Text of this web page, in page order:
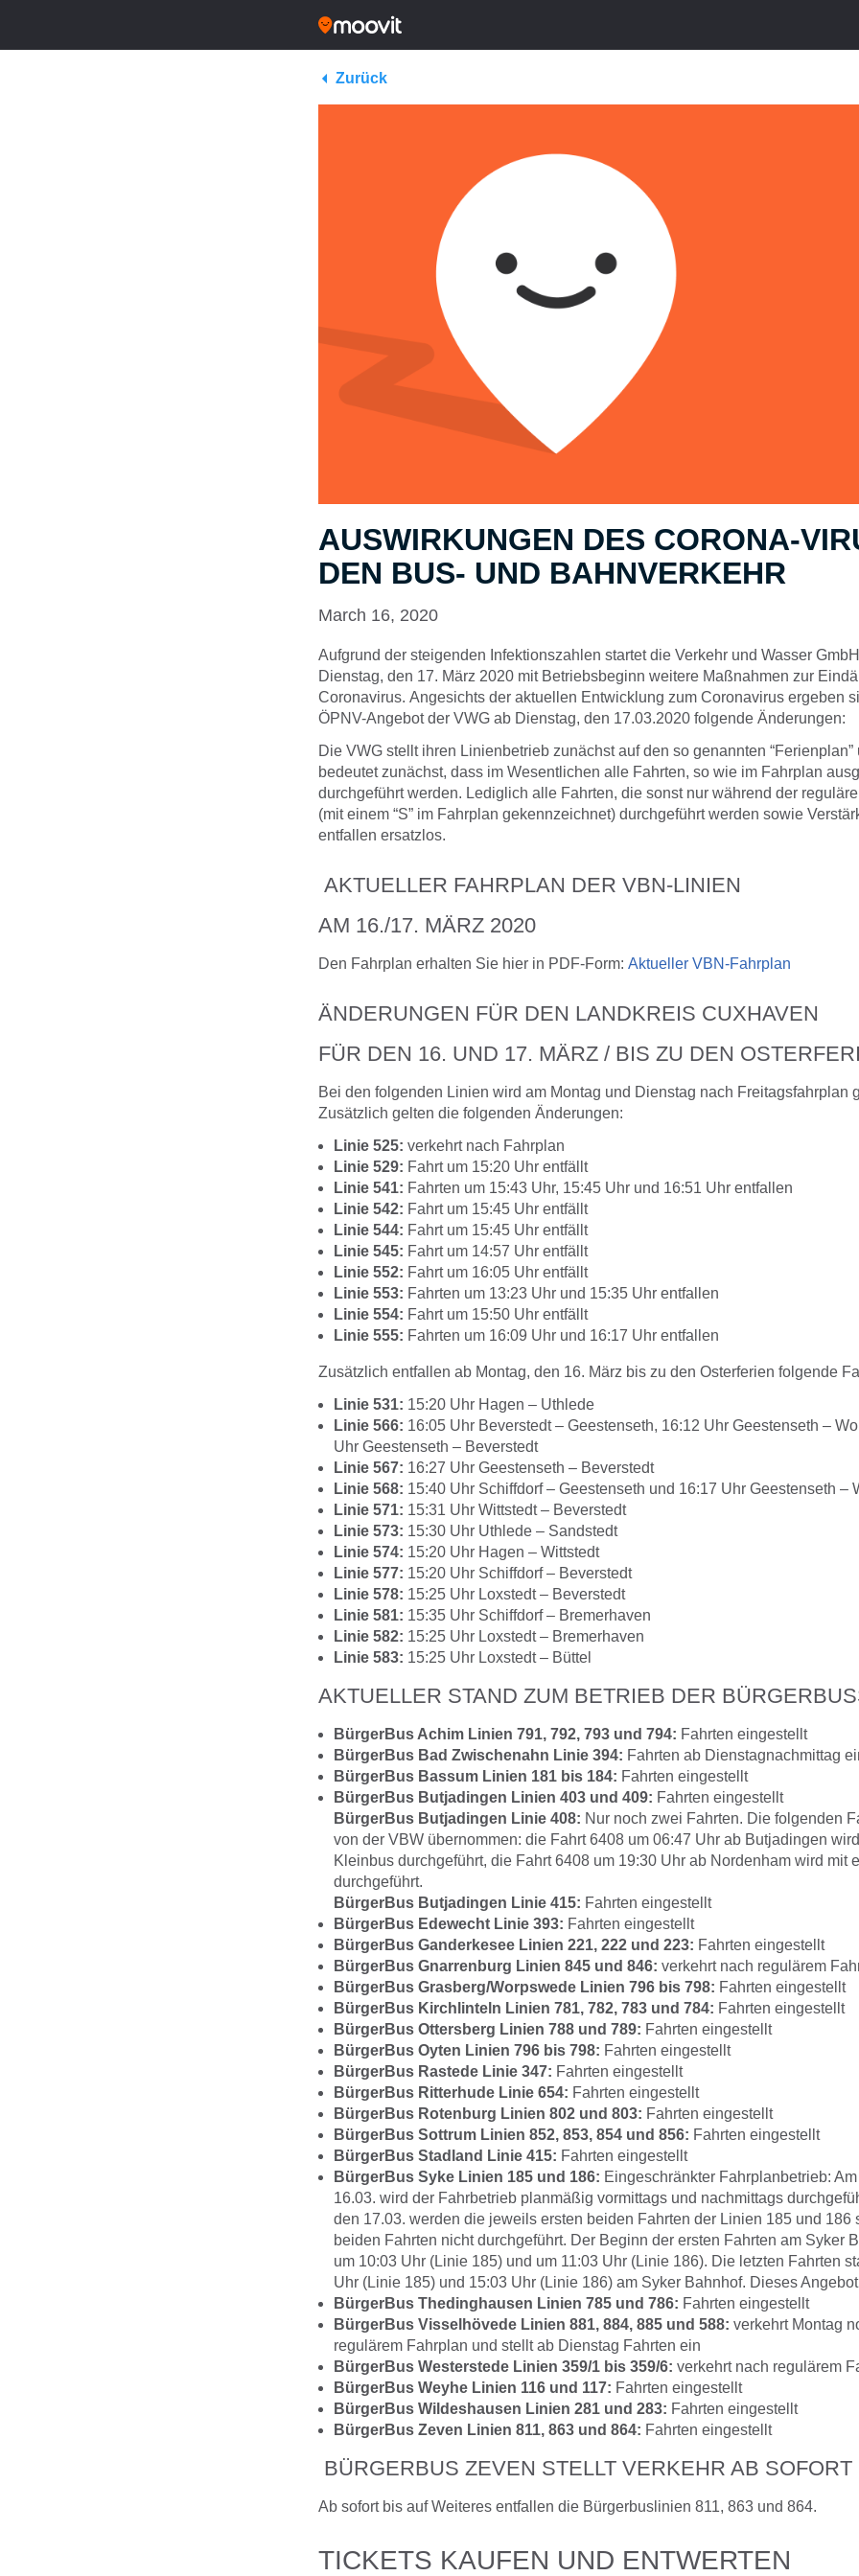
Zurück
AUSWIRKUNGEN DES CORONA-
DEN BUS- UND BAHNVERKEHR
March 16, 2020
Aufgrund der steigenden Infektionszahlen startet die Verkehr und Wasser
Dienstag, den 17. März 2020 mit Betriebsbeginn weitere Maßnahmen zur
Coronavirus. Angesichts der aktuellen Entwicklung zum Coronavirus ergeben
ÖPNV-Angebot der VWG ab Dienstag, den 17.03.2020 folgende Änderungen:
Die VWG stellt ihren Linienbetrieb zunächst auf den so genannten “Ferienplan”
bedeutet zunächst, dass im Wesentlichen alle Fahrten, so wie im Fahrplan
durchgeführt werden. Lediglich alle Fahrten, die sonst nur während der
(mit einem “S” im Fahrplan gekennzeichnet) durchgeführt werden sowie
entfallen ersatzlos.
AKTUELLER FAHRPLAN DER VBN-LINIEN
AM 16./17. MÄRZ 2020
Den Fahrplan erhalten Sie hier in PDF-Form: Aktueller VBN-Fahrplan
ÄNDERUNGEN FÜR DEN LANDKREIS CUXHAVEN
FÜR DEN 16. UND 17. MÄRZ / BIS ZU DEN
Bei den folgenden Linien wird am Montag und Dienstag nach Freitagsfahrplan
Zusätzlich gelten die folgenden Änderungen:
Linie 525: verkehrt nach Fahrplan
Linie 529: Fahrt um 15:20 Uhr entfällt
Linie 541: Fahrten um 15:43 Uhr, 15:45 Uhr und 16:51 Uhr entfallen
Linie 542: Fahrt um 15:45 Uhr entfällt
Linie 544: Fahrt um 15:45 Uhr entfällt
Linie 545: Fahrt um 14:57 Uhr entfällt
Linie 552: Fahrt um 16:05 Uhr entfällt
Linie 553: Fahrten um 13:23 Uhr und 15:35 Uhr entfallen
Linie 554: Fahrt um 15:50 Uhr entfällt
Linie 555: Fahrten um 16:09 Uhr und 16:17 Uhr entfallen
Zusätzlich entfallen ab Montag, den 16. März bis zu den Osterferien folgende
Linie 531: 15:20 Uhr Hagen – Uthlede
Linie 566: 16:05 Uhr Beverstedt – Geestenseth, 16:12 Uhr Geestenseth –
Uhr Geestenseth – Beverstedt
Linie 567: 16:27 Uhr Geestenseth – Beverstedt
Linie 568: 15:40 Uhr Schiffdorf – Geestenseth und 16:17 Uhr Geestenseth –
Linie 571: 15:31 Uhr Wittstedt – Beverstedt
Linie 573: 15:30 Uhr Uthlede – Sandstedt
Linie 574: 15:20 Uhr Hagen – Wittstedt
Linie 577: 15:20 Uhr Schiffdorf – Beverstedt
Linie 578: 15:25 Uhr Loxstedt – Beverstedt
Linie 581: 15:35 Uhr Schiffdorf – Bremerhaven
Linie 582: 15:25 Uhr Loxstedt – Bremerhaven
Linie 583: 15:25 Uhr Loxstedt – Büttel
AKTUELLER STAND ZUM BETRIEB DER
BürgerBus Achim Linien 791, 792, 793 und 794: Fahrten eingestellt
BürgerBus Bad Zwischenahn Linie 394: Fahrten ab Dienstagnachmittag
BürgerBus Bassum Linien 181 bis 184: Fahrten eingestellt
BürgerBus Butjadingen Linien 403 und 409: Fahrten eingestellt
BürgerBus Butjadingen Linie 408: Nur noch zwei Fahrten. Die folgenden
von der VBW übernommen: die Fahrt 6408 um 06:47 Uhr ab Butjadingen
Kleinbus durchgeführt, die Fahrt 6408 um 19:30 Uhr ab Nordenham wird mit
durchgeführt.
BürgerBus Butjadingen Linie 415: Fahrten eingestellt
BürgerBus Edewecht Linie 393: Fahrten eingestellt
BürgerBus Ganderkesee Linien 221, 222 und 223: Fahrten eingestellt
BürgerBus Gnarrenburg Linien 845 und 846: verkehrt nach regulärem
BürgerBus Grasberg/Worpswede Linien 796 bis 798: Fahrten eingestellt
BürgerBus Kirchlinteln Linien 781, 782, 783 und 784: Fahrten eingestellt
BürgerBus Ottersberg Linien 788 und 789: Fahrten eingestellt
BürgerBus Oyten Linien 796 bis 798: Fahrten eingestellt
BürgerBus Rastede Linie 347: Fahrten eingestellt
BürgerBus Ritterhude Linie 654: Fahrten eingestellt
BürgerBus Rotenburg Linien 802 und 803: Fahrten eingestellt
BürgerBus Sottrum Linien 852, 853, 854 und 856: Fahrten eingestellt
BürgerBus Stadland Linie 415: Fahrten eingestellt
BürgerBus Syke Linien 185 und 186: Eingeschränkter Fahrplanbetrieb:
16.03. wird der Fahrbetrieb planmäßig vormittags und nachmittags
den 17.03. werden die jeweils ersten beiden Fahrten der Linien 185 und 186
beiden Fahrten nicht durchgeführt. Der Beginn der ersten Fahrten am Syker
um 10:03 Uhr (Linie 185) und um 11:03 Uhr (Linie 186). Die letzten Fahrten
Uhr (Linie 185) und 15:03 Uhr (Linie 186) am Syker Bahnhof. Dieses
BürgerBus Thedinghausen Linien 785 und 786: Fahrten eingestellt
BürgerBus Visselhövede Linien 881, 884, 885 und 588: verkehrt Montag
regulärem Fahrplan und stellt ab Dienstag Fahrten ein
BürgerBus Westerstede Linien 359/1 bis 359/6: verkehrt nach regulärem
BürgerBus Weyhe Linien 116 und 117: Fahrten eingestellt
BürgerBus Wildeshausen Linien 281 und 283: Fahrten eingestellt
BürgerBus Zeven Linien 811, 863 und 864: Fahrten eingestellt
BÜRGERBUS ZEVEN STELLT VERKEHR AB SOFORT
Ab sofort bis auf Weiteres entfallen die Bürgerbuslinien 811, 863 und 864.
TICKETS KAUFEN UND ENTWERTEN